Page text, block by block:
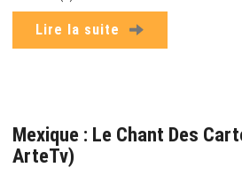
Lire la suite
Mexique : Le Chant Des
ArteTv)